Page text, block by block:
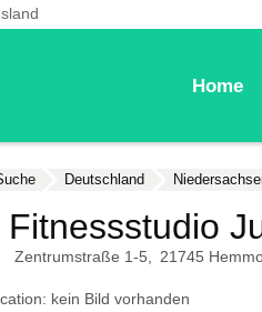
Home
Deutschland
Fitnessstudio
Zentrumstraße 1-5 21745